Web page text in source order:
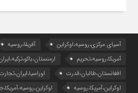
آسیای مرکزی،روسیه،اوکراین
آفریقا،روسیه
آمریکا،روسیه،تحریم
افغانستان،طالبان،قدرت
اوکراین،آمریکا،روسیه